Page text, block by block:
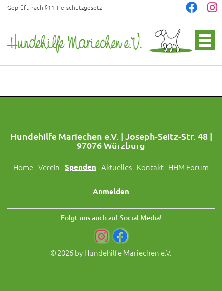
Geprüft nach §11 Tierschutzgesetz
Hundehilfe Mariechen e.V. | Joseph-Seitz-Str. 48 |
97076 Würzburg
Home Verein Spenden Aktuelles Kontakt HHM Forum
Anmelden
Folgt uns auch auf Social Media!
© 2026 byHundehilfe Mariechen e.V.